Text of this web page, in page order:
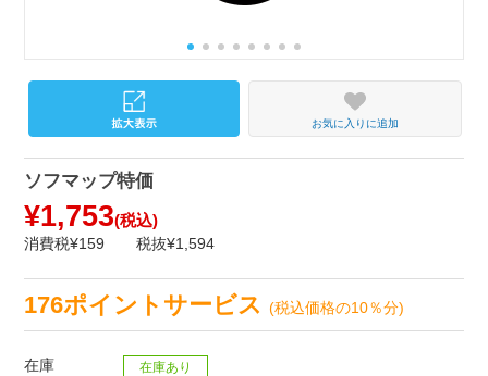
お気に入りに追加
ソフマップ特価
¥1,753(税込)
消費税¥159 税抜¥1,594
176ポイントサービス(税込価格の10％分)
在庫 在庫あり